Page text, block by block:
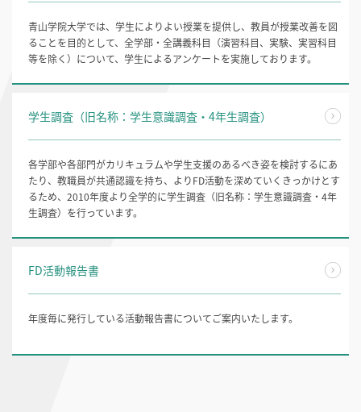
青山学院大学では、学生によりよい授業を提供し、教員が授業改善を図
ることを目的として、全学部・全講義科目（演習科目、実験、実習科目
等を除く）について、学生によるアンケートを実施しております。
学生調査（旧名称：学生意識調査・4年生調査）
各学部や各部門がカリキュラムや学生支援のあるべき姿を検討するにあ
たり、教職員が共通認識を持ち、よりFD活動を深めていくきっかけとす
るため、2010年度より全学的に学生調査（旧名称：学生意識調査・4年
生調査）を行っています。
FD活動報告書
年度毎に発行している活動報告書についてご案内いたします。